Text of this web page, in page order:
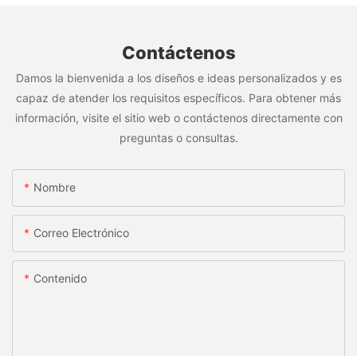
Contáctenos
Damos la bienvenida a los diseños e ideas personalizados y es
capaz de atender los requisitos específicos. Para obtener más
información, visite el sitio web o contáctenos directamente con
preguntas o consultas.
Nombre
Correo Electrónico
Contenido